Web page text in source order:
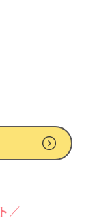
／